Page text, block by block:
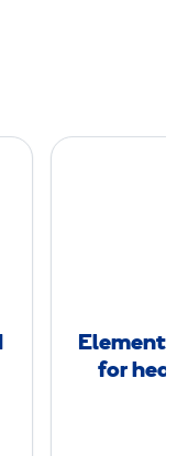
Element
for